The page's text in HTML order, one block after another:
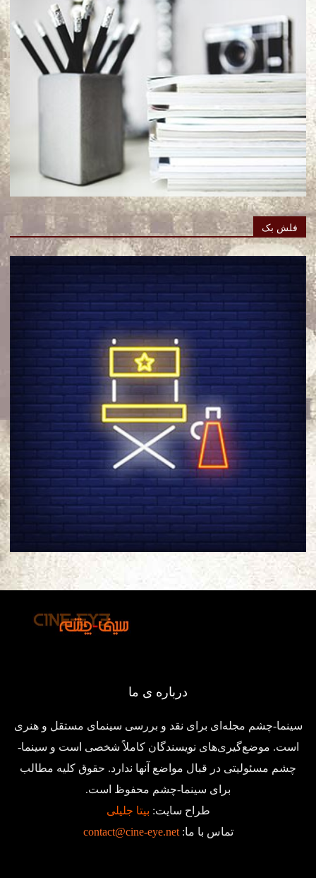
فلش بک
درباره ی ما
سینما-چشم مجله‌ای برای نقد و بررسی سینمای مستقل و هنری
است. موضع‌گیری‌های نویسندگان کاملاً شخصی است و سینما-
چشم مسئولیتی در قبال مواضع آنها ندارد. حقوق کلیه مطالب
برای سینما-چشم محفوظ است.
طراح سایت: بیتا جلیلی
تماس با ما:contact@cine-eye.net